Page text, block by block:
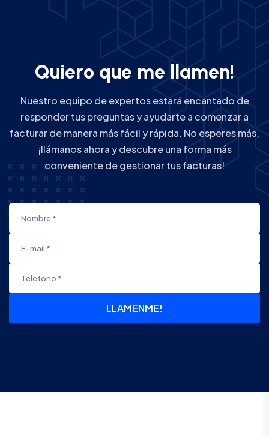
Quiero que me amen!
Nuestro equipo de expertos estará encantado de
responder tus preguntas y ayudarte a comenzar a
facturar de manera más fácil y rápida. No esperes más,
¡llámanos ahora y descubre una forma más
conveniente de gestionar tus facturas!
LLAMENME!